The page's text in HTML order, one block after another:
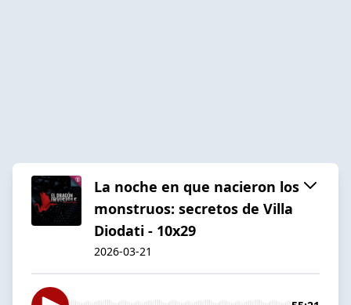
La noche en que nacieron los
monstruos: secretos de Villa
Diodati - 10x29
2026-03-21